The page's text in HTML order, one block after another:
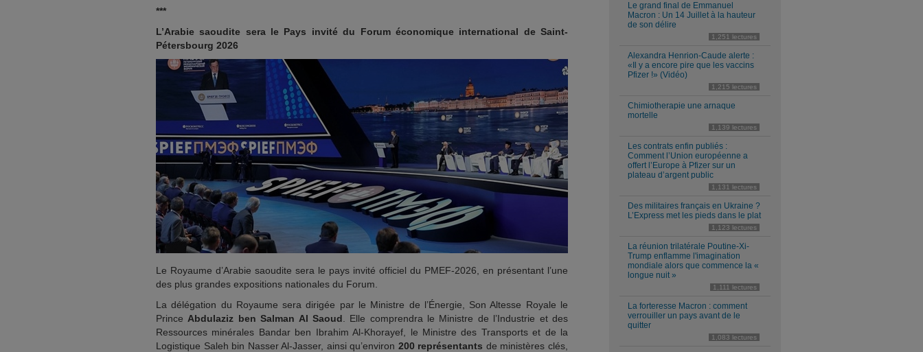
***
L’Arabie saoudite sera le Pays invité du Forum économique international de Saint-
Pétersbourg 2026
Le Royaume d’Arabie saoudite sera le pays invité officiel du PMEF-2026, en présentant l’une
des plus grandes expositions nationales du Forum.
La délégation du Royaume sera dirigée par le Ministre de l’Énergie, Son Altesse Royale le
Prince Abdulaziz ben Salman Al Saoud . Elle comprendra le Ministre de l’Industrie et des
Ressources minérales Bandar ben Ibrahim Al-Khorayef, le Ministre des Transports et de la
Logistique Saleh bin Nasser Al-Jasser, ainsi qu’environ 200 représentants de ministères clés,
Le grand final de Emmanuel
Macron : Un 14 Juillet à la hauteur
de son délire
1,251 lectures
Alexandra Henrion-Caude alerte :
«Il y a encore pire que les vaccins
Pfizer !» (Vidéo)
1,215 lectures
Chimiotherapie une arnaque
mortelle
1,139 lectures
Les contrats enfin publiés :
Comment l’Union européenne a
offert l’Europe à Pfizer sur un
plateau d’argent public
1,131 lectures
Des militaires français en Ukraine ?
L’Express met les pieds dans le plat
1,123 lectures
La réunion trilatérale Poutine-Xi-
Trump enflamme l'imagination
mondiale alors que commence la «
longue nuit »
1,111 lectures
La forteresse Macron : comment
verrouiller un pays avant de le
quitter
1,083 lectures